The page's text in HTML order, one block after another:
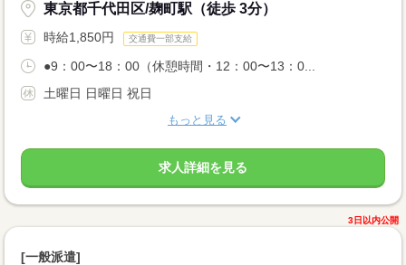
東京都千代田区/麹町駅（徒歩 3分）
時給1,850円 交通費一部支給
●9：00〜18：00（休憩時間・12：00〜13：0...
土曜日 日曜日 祝日
もっと見る
求人詳細を見る
3日以内公開
[一般派遣]